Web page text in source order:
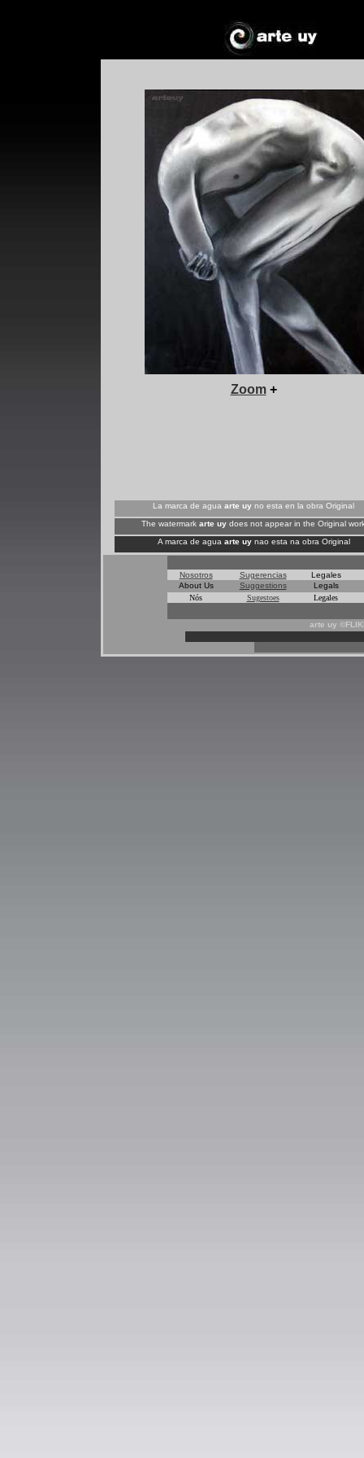
Zoom+
La marca de agua arte uy no esta en la obra Original
The watermark arte uy does not appear in the Original
A marca de agua arte uynao esta na obra Original
Nosotros Sugerencias
Legales
About Us
Suggestions
Legals
Nós
Sugestoes Legales
arte uy